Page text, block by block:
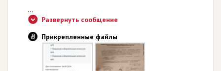
...
Развернуть сообщение
Прикрепленные файлы